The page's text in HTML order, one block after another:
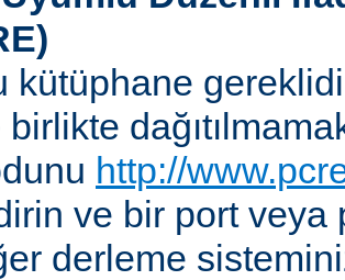
kütüphane
birlikte
http://
ve bir port veya
derleme